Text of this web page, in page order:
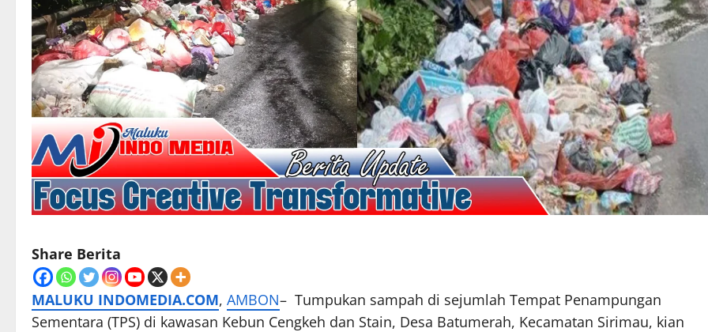
Share Berita
MALUKU INDOMEDIA.COM, AMBON– Tumpukan sampah di sejumlah Tempat Penampungan
Sementara (TPS) di kawasan Kebun Cengkeh dan Stain, Desa Batumerah, Kecamatan Sirimau, kian